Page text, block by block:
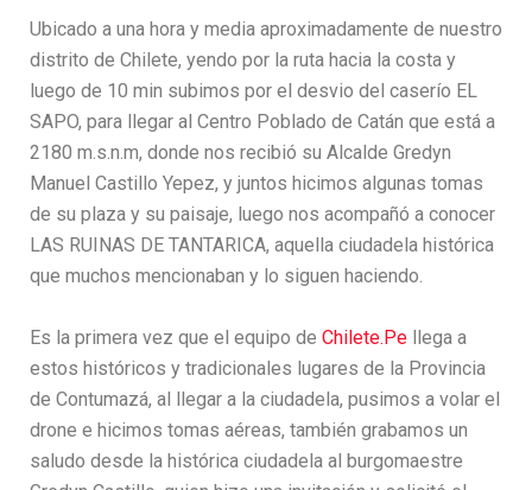
Ubicado a una hora y media aproximadamente de nuestro
distrito de Chilete, yendo por la ruta hacia la costa y
luego de 10 min subimos por el desvio del caserío EL
SAPO, para llegar al Centro Poblado de Catán que está a
2180 m.s.n.m, donde nos recibió su Alcalde Gredyn
Manuel Castillo Yepez, y juntos hicimos algunas tomas
de su plaza y su paisaje, luego nos acompañó a conocer
LAS RUINAS DE TANTARICA, aquella ciudadela histórica
que muchos mencionaban y lo siguen haciendo.
Es la primera vez que el equipo de Chilete.Pe llega a
estos históricos y tradicionales lugares de la Provincia
de Contumazá, al llegar a la ciudadela, pusimos a volar el
drone e hicimos tomas aéreas, también grabamos un
saludo desde la histórica ciudadela al burgomaestre